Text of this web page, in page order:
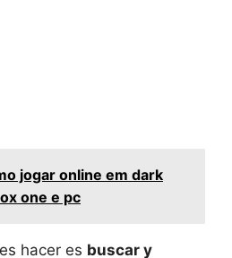
jogar online em dark
one e pc
hacer es buscar y